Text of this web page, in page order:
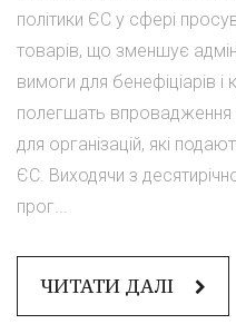
політики ЄС у сфері
товарів, що зменшує
вимоги для бенефіціарів і
полегшать впровадження
для організацій, які
ЄС. Виходячи з
прог...
ЧИТАТИ ДАЛІ